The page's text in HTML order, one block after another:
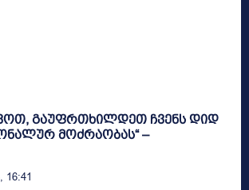
გაუფრთხილდეთ ჩვენს დიდ
მოძრაობას“ –
16:41